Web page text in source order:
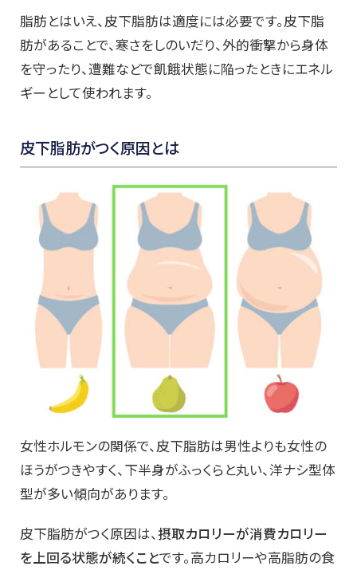
脂肪とはいえ、皮下脂肪は適度には必要です。皮下脂
肪があることで、寒さをしのいだり、外的衝撃から身体
を守ったり、遭難などで飢餓状態に陥ったときにエネル
ギーとして使われます。
皮下脂肪がつく原因とは
女性ホルモンの関係で、皮下脂肪は男性よりも女性の
ほうがつきやすく、下半身がふっくらと丸い、洋ナシ型体
型が多い傾向があります。
皮下脂肪がつく原因は、摂取カロリーが消費カロリー
を上回る状態が続くことです。高カロリーや高脂肪の食